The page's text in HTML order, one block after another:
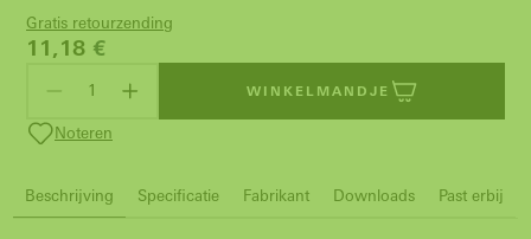
Gratis retourzending
11,18 €
WINKELMANDJE
Noteren
Beschrijving Specificatie Fabrikant Downloads Past erbij